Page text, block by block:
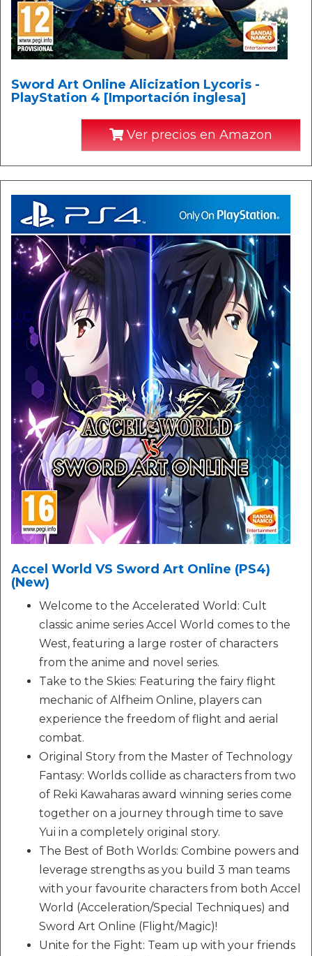
Sword Art Online Alicization Lycoris -
PlayStation 4 [Importación inglesa]
Ver precios en Amazon
Accel World VS Sword Art Online (PS4)
(New)
Welcome to the Accelerated World: Cult
classic anime series Accel World comes to the
West, featuring a large roster of characters
from the anime and novel series.
Take to the Skies: Featuring the fairy flight
mechanic of Alfheim Online, players can
experience the freedom of flight and aerial
combat.
Original Story from the Master of Technology
Fantasy: Worlds collide as characters from two
of Reki Kawaharas award winning series come
together on a journey through time to save
Yui in a completely original story.
The Best of Both Worlds: Combine powers and
leverage strengths as you build 3 man teams
with your favourite characters from both Accel
World (Acceleration/Special Techniques) and
Sword Art Online (Flight/Magic)!
Unite for the Fight: Team up with your friends